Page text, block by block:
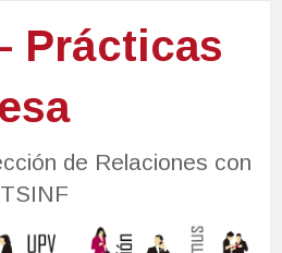
Prácticas
de Relaciones con